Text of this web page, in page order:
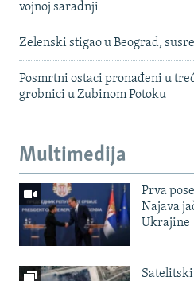
vojnoj saradnji
Zelenski stigao u Beograd,
Posmrtni ostaci pronađeni u
grobnici u Zubinom Potoku
Multimedija
Prva
Najava
Ukrajine